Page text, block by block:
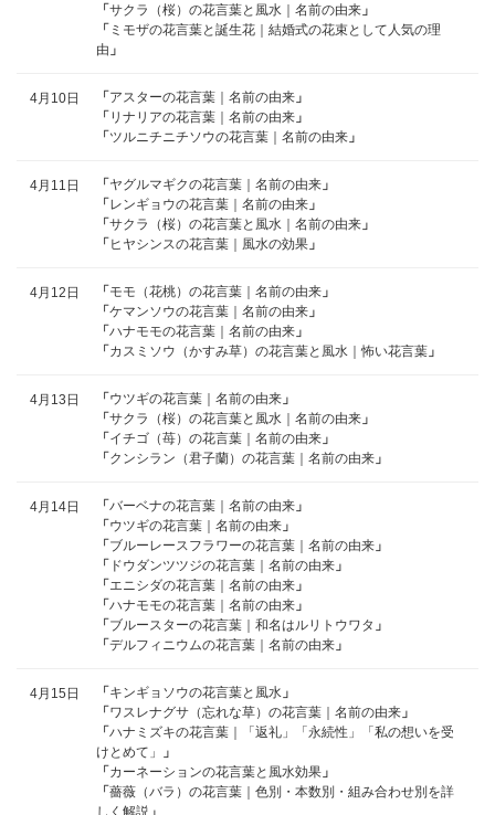
「サクラ（桜）の花言葉と風水｜名前の由来 」
「 ミモザの花言葉と誕生花｜結婚式の花束として人気の理
由 」
4月10日 「アスターの花言葉｜名前の由来 」
「リナリアの花言葉｜名前の由来 」
「ツルニチニチソウの花言葉｜名前の由来 」
4月11日 「ヤグルマギクの花言葉｜名前の由来 」
「レンギョウの花言葉｜名前の由来 」
「サクラ（桜）の花言葉と風水｜名前の由来 」
「ヒヤシンスの花言葉｜風水の効果 」
4月12日 「モモ（花桃）の花言葉｜名前の由来 」
「ケマンソウの花言葉｜名前の由来 」
「ハナモモの花言葉｜名前の由来 」
「カスミソウ（かすみ草）の花言葉と風水｜怖い花言葉 」
4月13日 「ウツギの花言葉｜名前の由来 」
「サクラ（桜）の花言葉と風水｜名前の由来 」
「イチゴ（苺）の花言葉｜名前の由来 」
「クンシラン（君子蘭）の花言葉｜名前の由来 」
4月14日 「バーベナの花言葉｜名前の由来 」
「ウツギの花言葉｜名前の由来 」
「ブルーレースフラワーの花言葉｜名前の由来 」
「 ドウダンツツジの花言葉｜名前の由来 」
「エニシダの花言葉｜名前の由来 」
「ハナモモの花言葉｜名前の由来 」
「ブルースターの花言葉｜和名はルリトウワタ 」
「デルフィニウムの花言葉｜名前の由来 」
4月15日 「キンギョソウの花言葉と風水 」
「ワスレナグサ（忘れな草）の花言葉｜名前の由来 」
「ハナミズキの花言葉｜「返礼」「永続性」「私の想いを受
けとめて」
」
「カーネーションの花言葉と風水効果 」
「薔薇（バラ）の花言葉｜色別・本数別・組み合わせ別を詳
しく解説 」